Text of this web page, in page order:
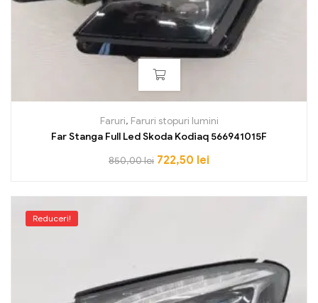
Faruri, Faruri stopuri lumini
Far Stanga Full Led Skoda Kodiaq 566941015F
850,00lei 722,50 lei
Reduceri!